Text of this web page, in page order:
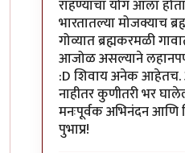
राहण्याचा योग आला
भारतातल्या मोजक्याच
गोव्यात ब्रह्मकरमळी
आजोळ असल्याने
:D शिवाय अनेक
नाहीतर कुणीतरी भर
मनःपूर्वक अभिनंदन
पुभाप्र!